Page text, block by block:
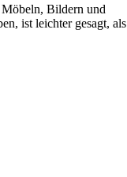
Möbeln, Bildern und
ist leichter gesagt, als